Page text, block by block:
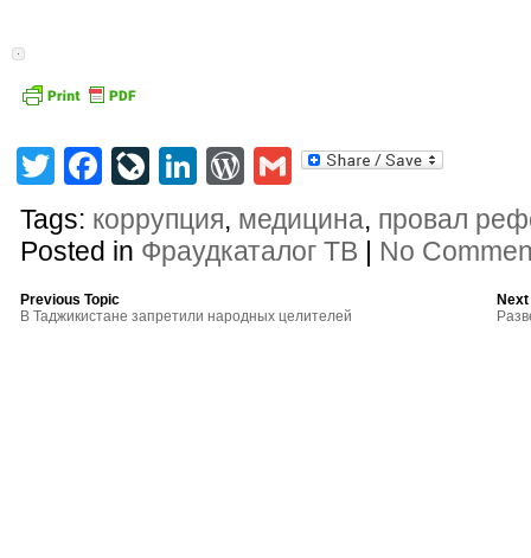
TwitterFacebook
LiveJournal
LinkedIn
WordPress
Gmail
Tags: коррупция, медицина, провал
Posted in Фраудкаталог ТВ | No
Previous Topic
В Таджикистане запретили народных целителей